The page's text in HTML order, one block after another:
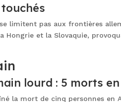
limitent pas aux frontières
Hongrie et la Slovaquie,
lourd : 5 morts
la mort de cinq personnes en